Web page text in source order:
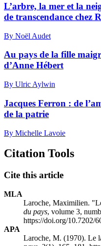
L’arbre, la mer et la
de transcendance chez
By Noël Audet
Au pays de la fille
d’Anne Hébert
By Ulric Aylwin
Jacques Ferron : de
de la patrie
By Michelle Lavoie
Citation Tools
Cite this article
MLA
Laroche, Maximilien.
du pays, volume 3,
https://doi.org/10.7202/
APA
Laroche, M. (1970). Le